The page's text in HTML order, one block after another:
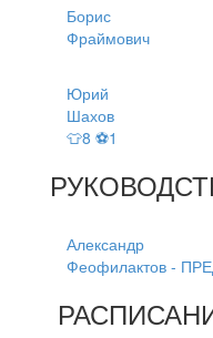
Борис
Фраймович
Юрий
Шахов
👕8 ⚽1
Александр
Феофилактов -